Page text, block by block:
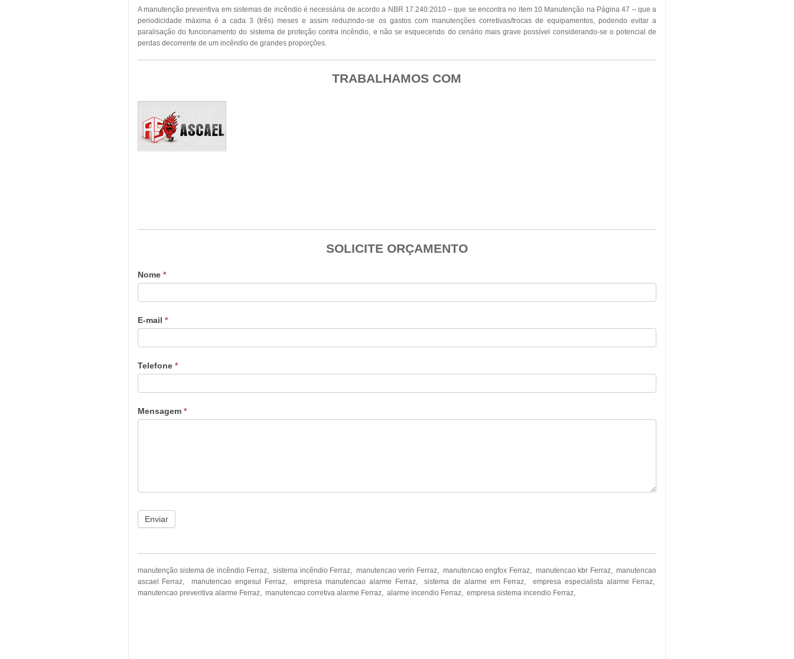
A manutenção preventiva em sistemas de incêndio é necessária de acordo a NBR 17.240:2010 – que se encontra no item 10 Manutenção na Página 47 – que a
periodicidade máxima é a cada 3 (três) meses e assim reduzindo-se os gastos com manutenções corretivas/trocas de equipamentos, podendo evitar a
paralisação do funcionamento do sistema de proteção contra incêndio, e não se esquecendo do cenário mais grave possível considerando-se o potencial de
perdas decorrente de um incêndio de grandes proporções.
TRABALHAMOS COM
SOLICITE ORÇAMENTO
Nome *
E-mail *
Telefone *
Mensagem *
Enviar
manutenção sistema de incêndio Ferraz, sistema incêndio Ferraz, manutencao verin Ferraz, manutencao engfox Ferraz, manutencao kbr Ferraz, manutencao
ascael Ferraz, manutencao engesul Ferraz, empresa manutencao alarme Ferraz, sistema de alarme em Ferraz, empresa especialista alarme Ferraz,
manutencao preventiva alarme Ferraz, manutencao corretiva alarme Ferraz, alarme incendio Ferraz, empresa sistema incendio Ferraz,